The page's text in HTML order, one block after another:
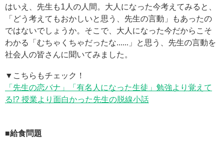
はいえ、先生も1人の人間。大人になった今考えてみると、
「どう考えてもおかしいと思う、先生の言動」もあったの
ではないでしょうか。そこで、大人になった今だからこそ
わかる「むちゃくちゃだったな......」と思う、先生の言動を
社会人の皆さんに聞いてみました。
▼こちらもチェック！
「先生の恋バナ」「有名人になった生徒」勉強より覚えて
る!? 授業より面白かった先生の脱線小話
■給食問題